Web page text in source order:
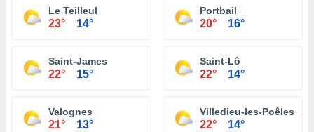
Le Teilleul
23° 14°
Portbail
20° 16°
Saint-James
22° 15°
Saint-Lô
22° 14°
Valognes
21° 13°
Villedieu-les-Poêles
22° 14°